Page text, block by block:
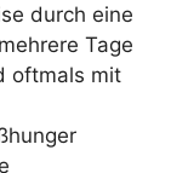
durch eine
Tage
oftmals mit